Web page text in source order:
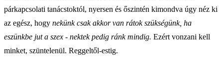
párkapcsolati tanácstoktól, nyersen és őszintén kimondva úgy néz ki
az egész, hogy nekünk csak akkor van rátok szükségünk, ha
eszünkbe jut a szex - nektek pedig ránk mindig. Ezért vonzani kell
minket, szüntelenül. Reggeltől-estig.